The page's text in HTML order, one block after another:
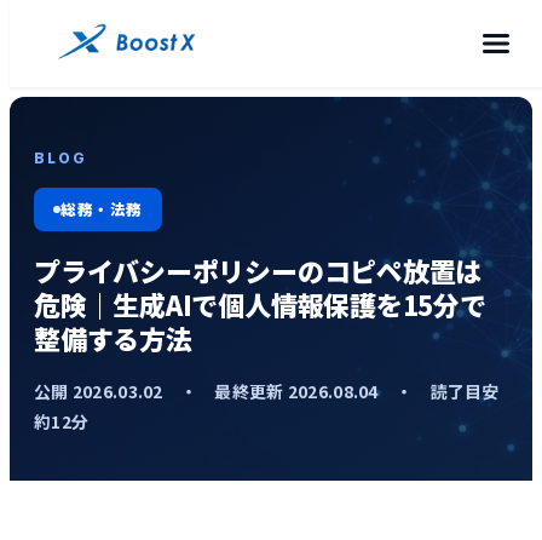
BLOG
総務・法務
プライバシーポリシーのコピペ放置は
危険｜生成AIで個人情報保護を15分で
整備する方法
公開 2026.03.02 ・ 最終更新 2026.08.04 ・ 読了目安
約12分